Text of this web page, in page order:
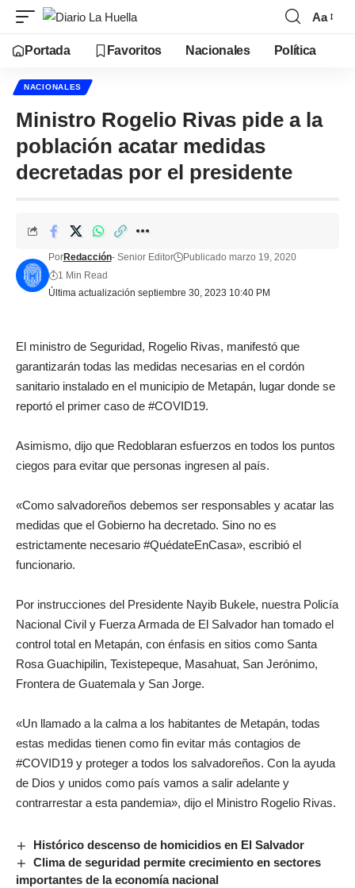
Aa
Portada Favoritos Nacionales Política
NACIONALES
Ministro Rogelio Rivas pide a la
población acatar medidas
decretadas por el presidente
Última actualización septiembre 30, 2023 10:40 PM
PorRedacción- Senior Editor
Publicado marzo 19, 2020
1 Min Read
El ministro de Seguridad, Rogelio Rivas, manifestó que
garantizarán todas las medidas necesarias en el cordón
sanitario instalado en el municipio de Metapán, lugar donde se
reportó el primer caso de #COVID19.
Asimismo, dijo que Redoblaran esfuerzos en todos los puntos
ciegos para evitar que personas ingresen al país.
«Como salvadoreños debemos ser responsables y acatar las
medidas que el Gobierno ha decretado. Sino no es
estrictamente necesario #QuédateEnCasa», escribió el
funcionario.
Por instrucciones del Presidente Nayib Bukele, nuestra Policía
Nacional Civil y Fuerza Armada de El Salvador han tomado el
control total en Metapán, con énfasis en sitios como Santa
Rosa Guachipilin, Texistepeque, Masahuat, San Jerónimo,
Frontera de Guatemala y San Jorge.
«Un llamado a la calma a los habitantes de Metapán, todas
estas medidas tienen como fin evitar más contagios de
#COVID19 y proteger a todos los salvadoreños. Con la ayuda
de Dios y unidos como país vamos a salir adelante y
contrarrestar a esta pandemia», dijo el Ministro Rogelio Rivas.
Histórico descenso de homicidios en El Salvador
Clima de seguridad permite crecimiento en sectores
importantes de la economía nacional